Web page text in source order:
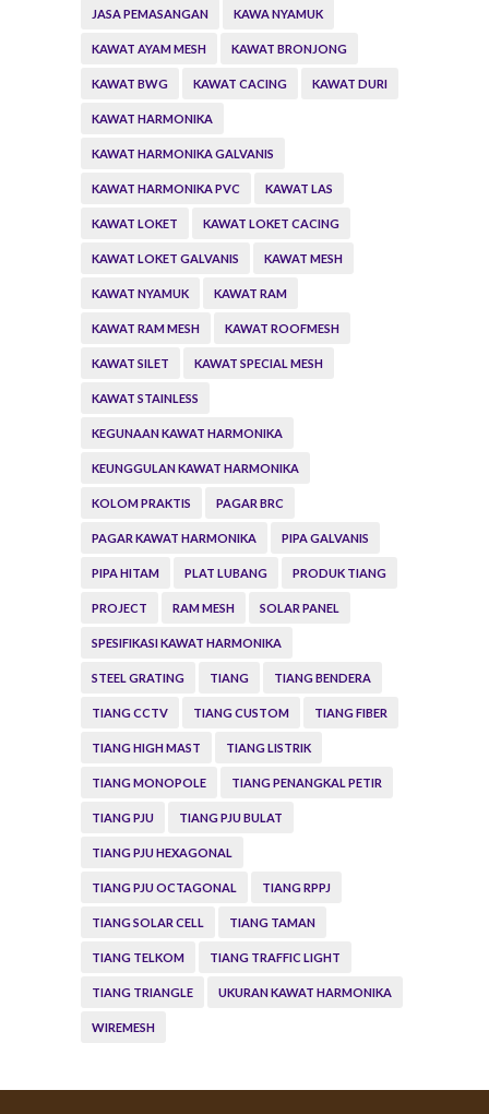
JASA PEMASANGAN KAWA NYAMUK
KAWAT AYAM MESH KAWAT BRONJONG
KAWAT BWG KAWAT CACING KAWAT DURI
KAWAT HARMONIKA
KAWAT HARMONIKA GALVANIS
KAWAT HARMONIKA PVC KAWAT LAS
KAWAT LOKET KAWAT LOKET CACING
KAWAT LOKET GALVANIS KAWAT MESH
KAWAT NYAMUK KAWAT RAM
KAWAT RAM MESH KAWAT ROOFMESH
KAWAT SILET KAWAT SPECIAL MESH
KAWAT STAINLESS
KEGUNAAN KAWAT HARMONIKA
KEUNGGULAN KAWAT HARMONIKA
KOLOM PRAKTIS PAGAR BRC
PAGAR KAWAT HARMONIKA PIPA GALVANIS
PIPA HITAM PLAT LUBANG PRODUK TIANG
PROJECT RAM MESH SOLAR PANEL
SPESIFIKASI KAWAT HARMONIKA
STEEL GRATING TIANG TIANG BENDERA
TIANG CCTV TIANG CUSTOM TIANG FIBER
TIANG HIGH MAST TIANG LISTRIK
TIANG MONOPOLE TIANG PENANGKAL PETIR
TIANG PJU TIANG PJU BULAT
TIANG PJU HEXAGONAL
TIANG PJU OCTAGONAL TIANG RPPJ
TIANG SOLAR CELL TIANG TAMAN
TIANG TELKOM TIANG TRAFFIC LIGHT
TIANG TRIANGLE UKURAN KAWAT HARMONIKA
WIREMESH